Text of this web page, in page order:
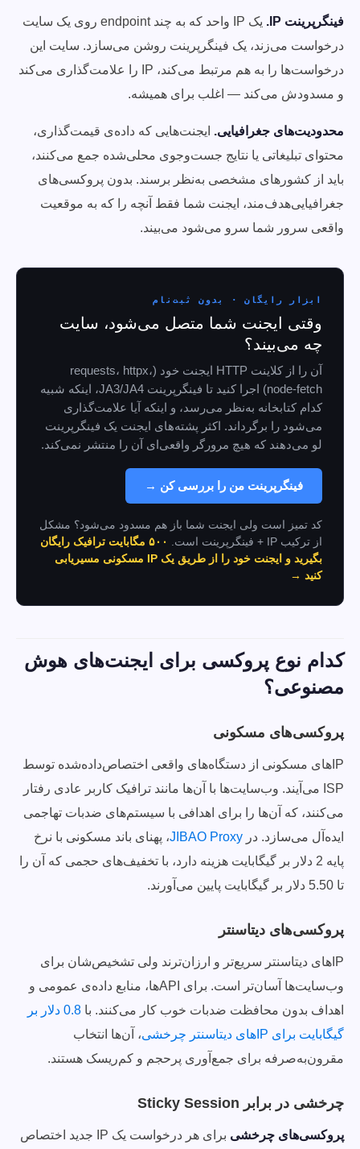
فینگرپرینت IP.
یک IP واحد که به چند endpoint روی یک سایت
درخواست می‌زند، یک فینگرپرینت روشن می‌سازد. سایت این
درخواست‌ها را به هم مرتبط می‌کند، IP را علامت‌گذاری می‌کند
و مسدودش می‌کند — اغلب برای همیشه.
محدودیت‌های جغرافیایی. ایجنت‌هایی که داده‌ی قیمت‌گذاری،
محتوای تبلیغاتی یا نتایج جست‌وجوی محلی‌شده جمع می‌کنند،
باید از کشورهای مشخصی به‌نظر برسند. بدون پروکسی‌های
جغرافیایی‌هدف‌مند، ایجنت شما فقط آنچه را که به موقعیت
واقعی سرور شما سرو می‌شود می‌بیند.
ابزار رایگان · بدون ثبت‌نام
وقتی ایجنت شما متصل می‌شود، سایت
چه می‌بیند؟
آن را از کلاینت HTTP ایجنت خود (requests، httpx،
node-fetch) اجرا کنید تا فینگرپرینت JA3/JA4، اینکه شبیه
کدام کتابخانه به‌نظر می‌رسد، و اینکه آیا علامت‌گذاری
می‌شود را برگرداند. اکثر پشته‌های ایجنت یک فینگرپرینت
لو می‌دهند که هیچ مرورگر واقعی‌ای آن را منتشر نمی‌کند.
فینگرپرینت من را بررسی کن →
کد تمیز است ولی ایجنت شما باز هم مسدود می‌شود؟ مشکل
از ترکیب IP + فینگرپرینت است.
۵۰۰ مگابایت ترافیک رایگان
بگیرید و ایجنت خود را از طریق یک IP مسکونی مسیریابی
کنید →
کدام نوع پروکسی برای ایجنت‌های هوش
مصنوعی؟
پروکسی‌های مسکونی
IPهای مسکونی از دستگاه‌های واقعی اختصاص‌داده‌شده توسط
ISP می‌آیند. وب‌سایت‌ها با آن‌ها مانند ترافیک کاربر عادی رفتار
می‌کنند، که آن‌ها را برای اهدافی با سیستم‌های ضدبات تهاجمی
ایده‌آل می‌سازد. در JIBAO Proxy، پهنای باند مسکونی با نرخ
پایه 2 دلار بر گیگابایت هزینه دارد، با تخفیف‌های حجمی که آن را
تا 5.50 دلار بر گیگابایت پایین می‌آورند.
پروکسی‌های دیتاسنتر
IPهای دیتاسنتر سریع‌تر و ارزان‌ترند ولی تشخیص‌شان برای
وب‌سایت‌ها آسان‌تر است. برای APIها، منابع داده‌ی عمومی و
اهداف بدون محافظت ضدبات خوب کار می‌کنند. با
0.8 دلار بر
گیگابایت برای IPهای دیتاسنتر چرخشی
، آن‌ها انتخاب
مقرون‌به‌صرفه برای جمع‌آوری پرحجم و کم‌ریسک هستند.
چرخشی در برابر Sticky Session
پروکسی‌های چرخشی برای هر درخواست یک IP جدید اختصاص